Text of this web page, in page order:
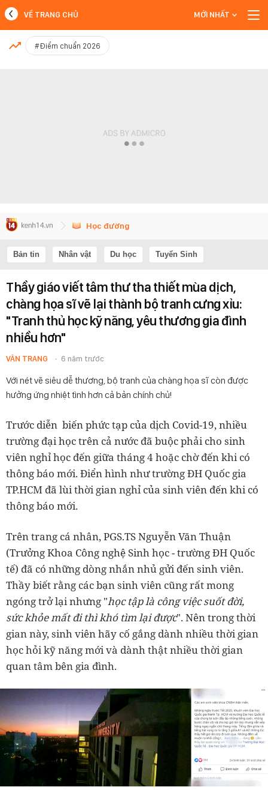
MỚI NHẤT
VỀ TRANG CHỦ MỚI NHẤT
#Điểm chuẩn 2026
Học đường
Bản tin Nhân vật Du học Tuyển Sinh
Thầy giáo viết tâm thư tha thiết mùa dịch,
chàng họa sĩ vẽ lại thành bộ tranh cưng xỉu:
"Tranh thủ học kỹ năng, yêu thương gia đình
nhiều hơn"
VÂN TRANG 6 năm trước
Với nét vẽ siêu dễ thương, bộ tranh của chàng họa sĩ còn được
hưởng ứng nhiệt tình hơn cả bản chính chủ!
Trước diễn biến phức tạp của dịch Covid-19, nhiều
trường đại học trên cả nước đã buộc phải cho sinh
viên nghỉ học đến giữa tháng 4 hoặc chờ đến khi có
thông báo mới. Điển hình như trường ĐH Quốc gia
TP.HCM đã lùi thời gian nghỉ của sinh viên đến khi có
thông báo mới.
Trên trang cá nhân, PGS.TS Nguyễn Văn Thuận
(Trưởng Khoa Công nghệ Sinh học - trường ĐH Quốc
tế) đã có những dòng nhắn nhủ gửi đến sinh viên.
Thầy biết rằng các bạn sinh viên cũng rất mong
ngóng trở lại nhưng "học tập là công việc suốt đời,
sức khỏe mất đi thì khó tìm lại được". Nên trong thời
gian này, sinh viên hãy cố gắng dành nhiều thời gian
học hỏi kỹ năng mới và dành thật nhiều thời gian
quan tâm bên gia đình.